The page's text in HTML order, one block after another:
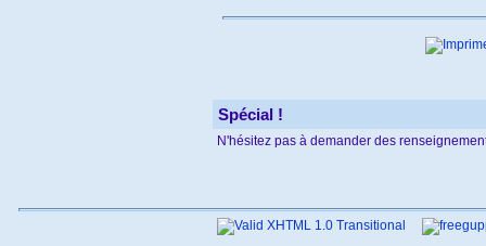
Spécial !
N'hésitez pas à demander des